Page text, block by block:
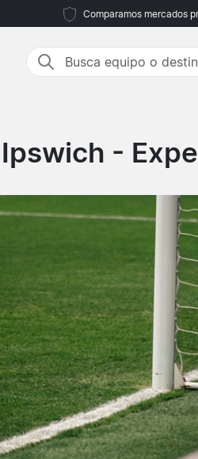
Comparamos mercados
-